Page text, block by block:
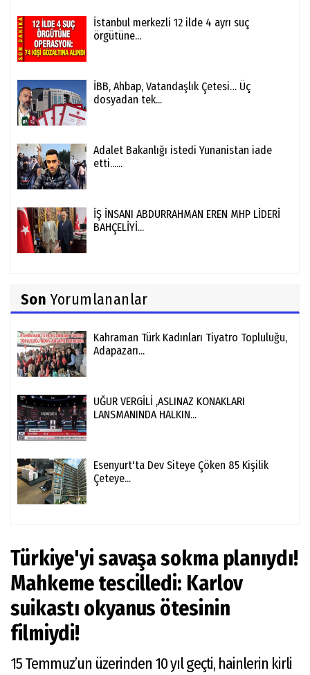
İstanbul merkezli 12 ilde 4 ayrı suç
örgütüne...
İBB, Ahbap, Vatandaşlık Çetesi… Üç
dosyadan tek...
Adalet Bakanlığı istedi Yunanistan iade
etti......
İŞ İNSANI ABDURRAHMAN EREN MHP LİDERİ
BAHÇELİYİ...
Son Yorumlananlar
Kahraman Türk Kadınları Tiyatro Topluluğu,
Adapazarı...
UĞUR VERGİLİ ,ASLINAZ KONAKLARI
LANSMANINDA HALKIN...
Esenyurt'ta Dev Siteye Çöken 85 Kişilik
Çeteye...
Türkiye'yi savaşa sokma planıydı!
Mahkeme tescilledi: Karlov
suikastı okyanus ötesinin
filmiydi!
15 Temmuz’un üzerinden 10 yıl geçti, hainlerin kirli